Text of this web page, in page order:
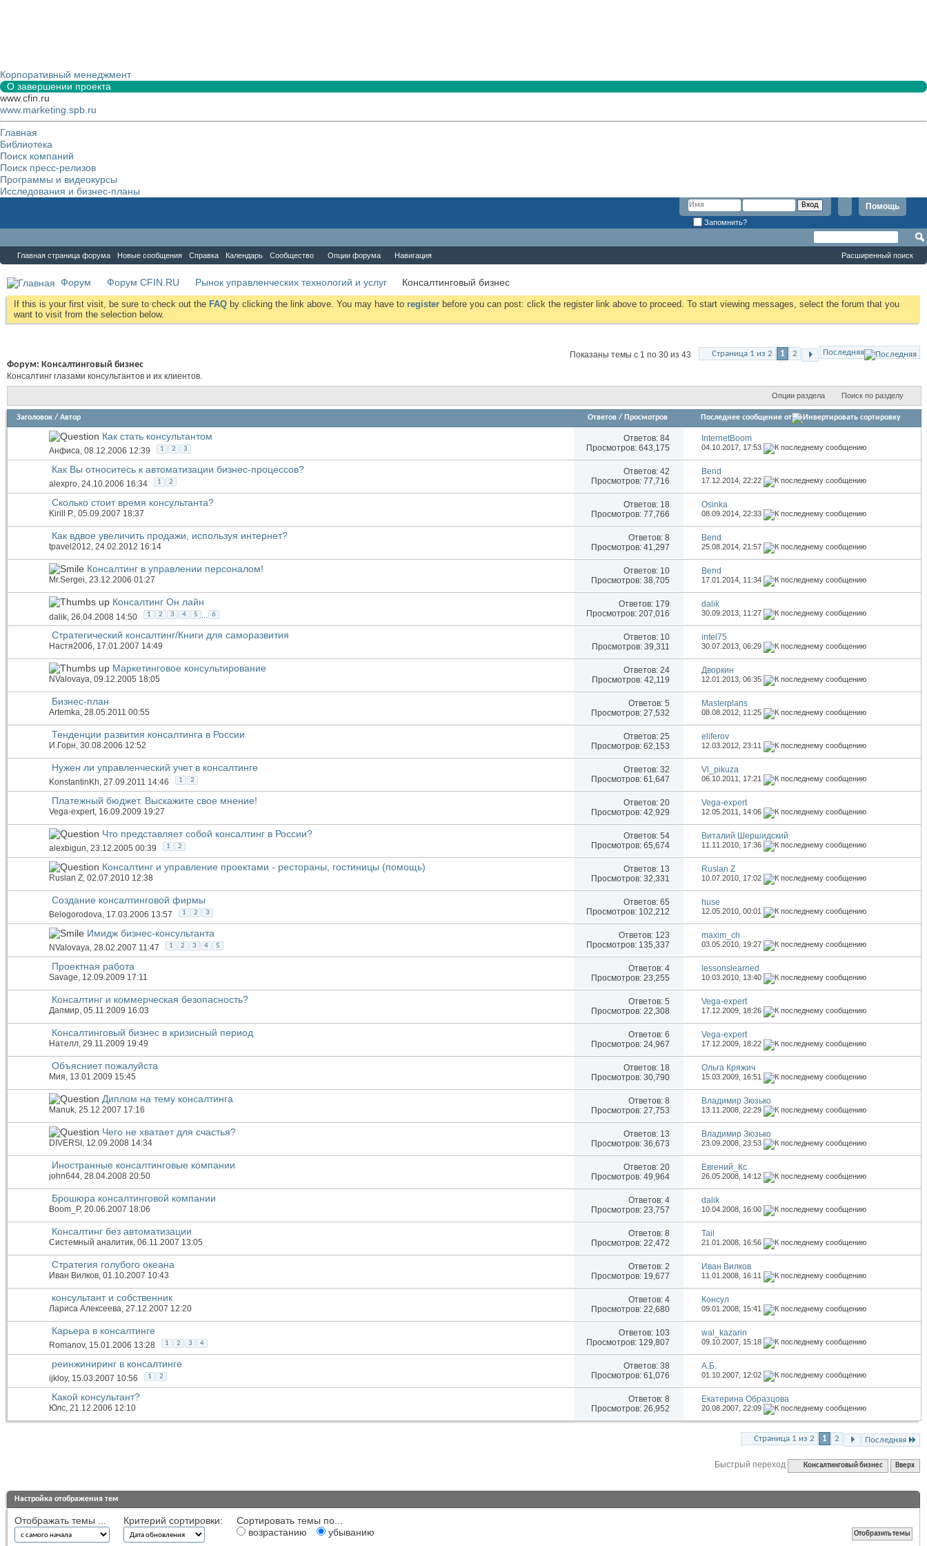
Корпоративный менеджмент
О завершении проекта
www.cfin.ru
www.marketing.spb.ru
Главная
Библиотека
Поиск компаний
Поиск пресс-релизов
Программы и видеокурсы
Исследования и бизнес-планы
Помощь
Запомнить?
Главная страница форума Новые сообщения Справка Календарь Сообщество Опции форума Навигация Расширенный поиск
Форум Форум CFIN.RU Рынок управленческих технологий и услуг Консалтинговый бизнес
If this is your first visit, be sure to check out the FAQ by clicking the link above. You may have to register before you can post: click the register link above to proceed. To start viewing messages, select the forum that you
want to visit from the selection below.
Страница 1 из 2 1 2 Последняя
Показаны темы с 1 по 30 из 43
Форум: Консалтинговый бизнес
Консалтинг глазами консультантов и их клиентов.
Опции раздела Поиск по разделу
Заголовок / Автор Ответов / Просмотров Последнее сообщение от
Как стать консультантом
Анфиса, 08.12.2006 12:39 1 2 3
Ответов: 84
Просмотров: 643,175
InternetBoom
04.10.2017, 17:53
Как Вы относитесь к автоматизации бизнес-процессов?
alexpro, 24.10.2006 16:34 1 2
Ответов: 42
Просмотров: 77,716
Bend
17.12.2014,22:22
Сколько стоит время консультанта?
Kirill P., 05.09.2007 18:37
Ответов: 18
Просмотров: 77,766
Osinka
08.09.2014,22:33
Как вдвое увеличить продажи, используя интернет?
tpavel2012, 24.02.2012 16:14
Ответов: 8
Просмотров: 41,297
Bend
25.08.2014,21:57
Консалтинг в управлении персоналом!
Mr.Sergei, 23.12.2006 01:27
Ответов: 10
Просмотров: 38,705
Bend
17.01.2014, 11:34
Консалтинг Он лайн
dalik, 26.04.2008 14:50 1 2 3 4 5 ... 6
Ответов: 179
Просмотров: 207,016
dalik
30.09.2013, 11:27
Стратегический консалтинг/Книги для саморазвития
Настя2006, 17.01.2007 14:49
Ответов: 10
Просмотров: 39,311
intel75
30.07.2013,06:29
Маркетинговое консультирование
NValovaya, 09.12.2005 18:05
Ответов: 24
Просмотров: 42,119
Дворкин
12.01.2013,06:35
Бизнес-план
Artemka, 28.05.2011 00:55
Ответов: 5
Просмотров: 27,532
Masterplans
08.08.2012, 11:25
Тенденции развития консалтинга в России
И.Горн, 30.08.2006 12:52
Ответов: 25
Просмотров: 62,153
eliferov
12.03.2012,23:11
Нужен ли управленческий учет в консалтинге
KonstantinKh, 27.09.2011 14:46 1 2
Ответов: 32
Просмотров: 61,647
Vl_pikuza
06.10.2011, 17:21
Платежный бюджет. Выскажите свое мнение!
Vega-expert, 16.09.2009 19:27
Ответов: 20
Просмотров: 42,929
Vega-expert
12.05.2011, 14:06
Что представляет собой консалтинг в России?
alexbigun, 23.12.2005 00:39 1 2
Ответов: 54
Просмотров: 65,674
Виталий Шершидский
11.11.2010, 17:36
Консалтинг и управление проектами - рестораны, гостиницы (помощь)
Ruslan Z, 02.07.2010 12:38
Ответов: 13
Просмотров: 32,331
Ruslan Z
10.07.2010, 17:02
Создание консалтинговой фирмы
Belogorodova, 17.03.2006 13:57 1 2 3
Ответов: 65
Просмотров: 102,212
huse
12.05.2010,00:01
Имидж бизнес-консультанта
NValovaya, 28.02.2007 11:47 1 2 3 4 5
Ответов: 123
Просмотров: 135,337
maxim_ch
03.05.2010, 19:27
Проектная работа
Savage, 12.09.2009 17:11
Ответов: 4
Просмотров: 23,255
lessonslearned
10.03.2010, 13:40
Консалтинг и коммерческая безопасность?
Дапмир, 05.11.2009 16:03
Ответов: 5
Просмотров: 22,308
Vega-expert
17.12.2009, 18:26
Консалтинговый бизнес в кризисный период
Нателл, 29.11.2009 19:49
Ответов: 6
Просмотров: 24,967
Vega-expert
17.12.2009, 18:22
Объясниет пожалуйста
Мия, 13.01.2009 15:45
Ответов: 18
Просмотров: 30,790
Ольга Кряжич
15.03.2009, 16:51
Диплом на тему консалтинга
Manuk, 25.12.2007 17:16
Ответов: 8
Просмотров: 27,753
Владимир Зюзько
13.11.2008,22:29
Чего не хватает для счастья?
DIVERSI , 12.09.2008 14:34
Ответов: 13
Просмотров: 36,673
Владимир Зюзько
23.09.2008,23:53
Иностранные консалтинговые компании
john644, 28.04.2008 20:50
Ответов: 20
Просмотров: 49,964
Евгений_Кс
26.05.2008, 14:12
Брошюра консалтинговой компании
Boom_P, 20.06.2007 18:06
Ответов: 4
Просмотров: 23,757
dalik
10.04.2008, 16:00
Консалтинг без автоматизации
Системный аналитик, 06.11.2007 13:05
Ответов: 8
Просмотров: 22,472
Tail
21.01.2008, 16:56
Стратегия голубого океана
Иван Вилков, 01.10.2007 10:43
Ответов: 2
Просмотров: 19,677
Иван Вилков
11.01.2008, 16:11
консультант и собственник
Лариса Алексеева, 27.12.2007 12:20
Ответов: 4
Просмотров: 22,680
Консул
09.01.2008, 15:41
Карьера в консалтинге
Romanov, 15.01.2006 13:28 1 2 3 4
Ответов: 103
Просмотров: 129,807
wal_kazarin
09.10.2007, 15:18
реинжиниринг в консалтинге
ijkloy, 15.03.2007 10:56 1 2
Ответов: 38
Просмотров: 61,076
А.Б.
01.10.2007, 12:02
Какой консультант?
Юлс, 21.12.2006 12:10
Ответов: 8
Просмотров: 26,952
Екатерина Образцова
20.08.2007,22:09
Страница 1 из 2 1 2 Последняя
Быстрый переход Консалтинговый бизнес Вверх
Настройка отображения тем
Отображать темы ... Критерий сортировки:
Сортировать темы по...
возрастанию
убыванию